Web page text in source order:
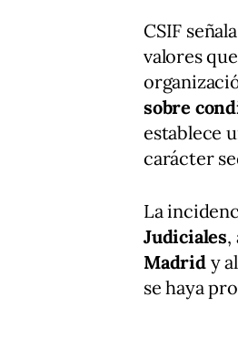
CSIF
valores
sobre
establece
carácter
La
Judiciales,
Madridy al
se haya